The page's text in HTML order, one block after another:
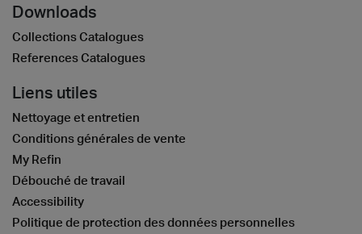
Downloads
Collections Catalogues
References Catalogues
Liens utiles
Nettoyage et entretien
Conditions générales de vente
My Refin
Débouché de travail
Accessibility
Politique de protection des données personnelles